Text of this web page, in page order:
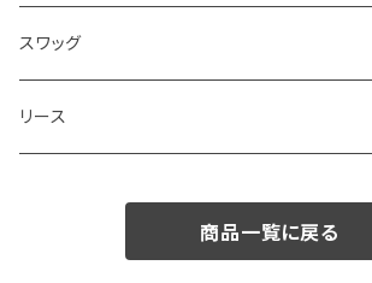
和ブーケ
スワッグ
リース
商品一覧に戻る